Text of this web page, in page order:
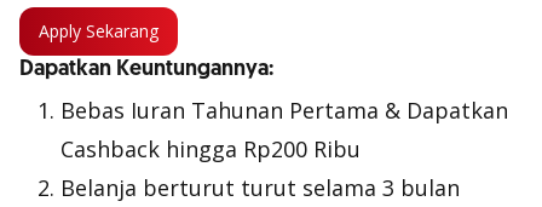
Apply Sekarang
Dapatkan Keuntungannya:
Bebas Iuran Tahunan Pertama & Dapatkan
Cashback hingga Rp200 Ribu
Belanja berturut turut selama 3 bulan